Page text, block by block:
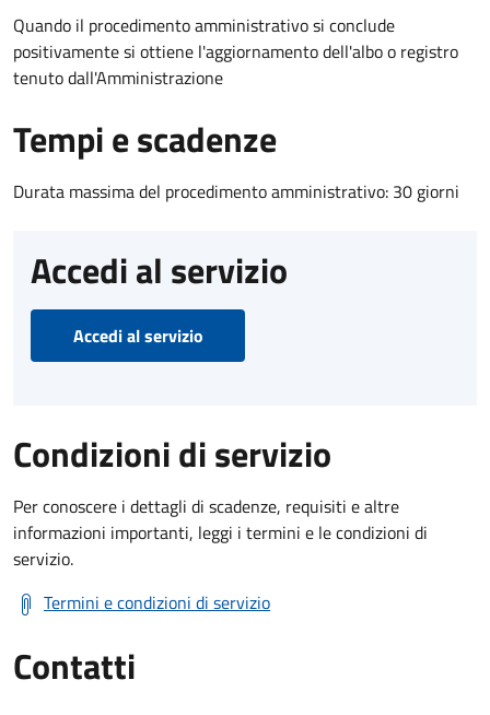
Quando il procedimento amministrativo si conclude
positivamente si ottiene l'aggiornamento dell'albo o registro
tenuto dall'Amministrazione
Tempi e scadenze
Durata massima del procedimento amministrativo: 30 giorni
Accedi al servizio
Accedi al servizio
Condizioni di servizio
Per conoscere i dettagli di scadenze, requisiti e altre
informazioni importanti, leggi i termini e le condizioni di
servizio.
Termini e condizioni di servizio
Contatti